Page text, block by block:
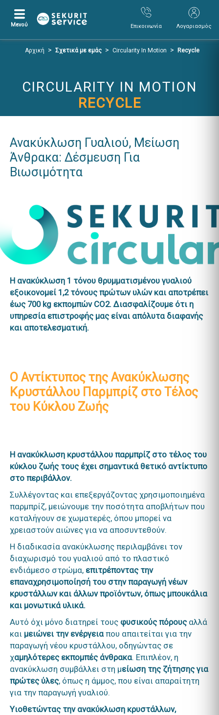
Μενού Λογαριασμός
Επικοινωνία
Αρχική > Σχετικά με εμάς > Circularity In Motion > Recycle
CIRCULARITY IN MOTION
RECYCLE
Ανακύκλωση Γυαλιού, Μείωση
Άνθρακα: Δέσμευση Για
Βιωσιμότητα
Η ανακύκλωση 1 τόνου θρυμματισμένου γυαλιού
εξοικονομεί 1,2 τόνους πρώτων υλών και αποτρέπει
έως 700 kg εκπομπών CO2. Διασφαλίζουμε ότι η
υπηρεσία επιστροφής μας είναι απόλυτα διαφανής
και αποτελεσματική.
Ο Αντίκτυπος της Ανακύκλωσης
Κρυστάλλου Παρμπρίζ στο Τέλος
του Κύκλου Ζωής
Η ανακύκλωση κρυστάλλου παρμπρίζ στο τέλος του
κύκλου ζωής τους έχει σημαντικά θετικό αντίκτυπο
στο περιβάλλον.
Συλλέγοντας και επεξεργάζοντας χρησιμοποιημένα
παρμπρίζ, μειώνουμε την ποσότητα αποβλήτων που
καταλήγουν σε χωματερές, όπου μπορεί να
χρειαστούν αιώνες για να αποσυντεθούν.
Η διαδικασία ανακύκλωσης περιλαμβάνει τον
διαχωρισμό του γυαλιού από το πλαστικό
ενδιάμεσο στρώμα, επιτρέποντας την
επαναχρησιμοποίησή του στην παραγωγή νέων
κρυστάλλων και άλλων προϊόντων, όπως μπουκάλια
και μονωτικά υλικά.
Αυτό όχι μόνο διατηρεί τους φυσικούς πόρους αλλά
και μειώνει την ενέργειαπου απαιτείται για την
παραγωγή νέου κρυστάλλου, οδηγώντας σε
χαμηλότερες εκπομπές άνθρακα. Επιπλέον, η
ανακύκλωση συμβάλλει στη μείωση της ζήτησης για
πρώτες ύλες, όπως η άμμος, που είναι απαραίτητη
για την παραγωγή γυαλιού.
Υιοθετώντας την ανακύκλωση κρυστάλλων,